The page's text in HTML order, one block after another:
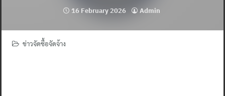
16 February 2026 Admin
ข่าวจัดซื้อจัดจ้าง